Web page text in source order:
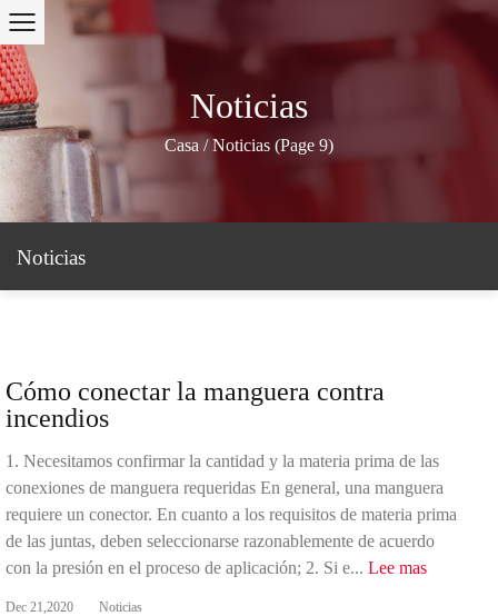
Noticias
Casa /Noticias (Page 9)
Noticias
Cómo conectar la manguera contra
incendios
1. Necesitamos confirmar la cantidad y la materia prima de las
conexiones de manguera requeridas En general, una manguera
requiere un conector. En cuanto a los requisitos de materia prima
de las juntas, deben seleccionarse razonablemente de acuerdo
con la presión en el proceso de aplicación; 2. Si e... Lee mas
Dec 21,2020 Noticias